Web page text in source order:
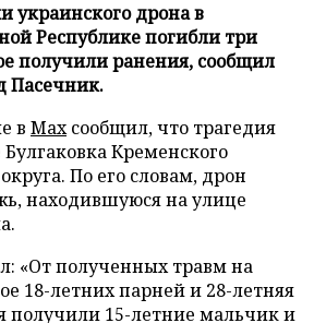
украинского дрона в
Республике погибли три
получили ранения, сообщил
Пасечник.
в Maxсообщил, что трагедия
Кременского
По его словам, дрон
находившуюся на улице
«От полученных травм на
18-летних парней и 28-летняя
получили 15-летние мальчик и